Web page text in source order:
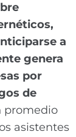
a
genera
por
de
promedio
asistentes